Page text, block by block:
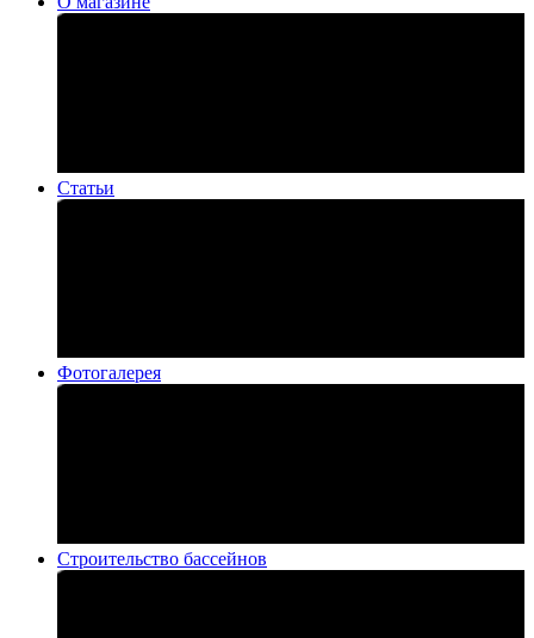
Статьи
Фотогалерея
Строительство бассейнов